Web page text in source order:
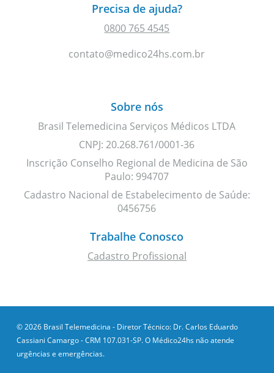
Precisa de ajuda?
0800 765 4545
contato@medico24hs.com.br
Sobre nós
Brasil Telemedicina Serviços Médicos LTDA
CNPJ: 20.268.761/0001-36
Inscrição Conselho Regional de Medicina de São
Paulo: 994707
Cadastro Nacional de Estabelecimento de Saúde:
0456756
Trabalhe Conosco
Cadastro Profissional
© 2026 Brasil Telemedicina - Diretor Técnico: Dr. Carlos Eduardo
Cassiani Camargo - CRM 107.031-SP. O Médico24hs não atende
urgências e emergências.